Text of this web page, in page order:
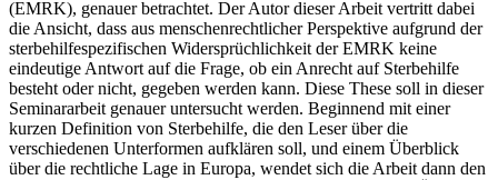
(EMRK), genauer betrachtet. Der Autor dieser Arbeit vertritt dabei
die Ansicht, dass aus menschenrechtlicher Perspektive aufgrund der
sterbehilfespezifischen Widersprüchlichkeit der EMRK keine
eindeutige Antwort auf die Frage, ob ein Anrecht auf Sterbehilfe
besteht oder nicht, gegeben werden kann. Diese These soll in dieser
Seminararbeit genauer untersucht werden. Beginnend mit einer
kurzen Definition von Sterbehilfe, die den Leser über die
verschiedenen Unterformen aufklären soll, und einem Überblick
über die rechtliche Lage in Europa, wendet sich die Arbeit dann den